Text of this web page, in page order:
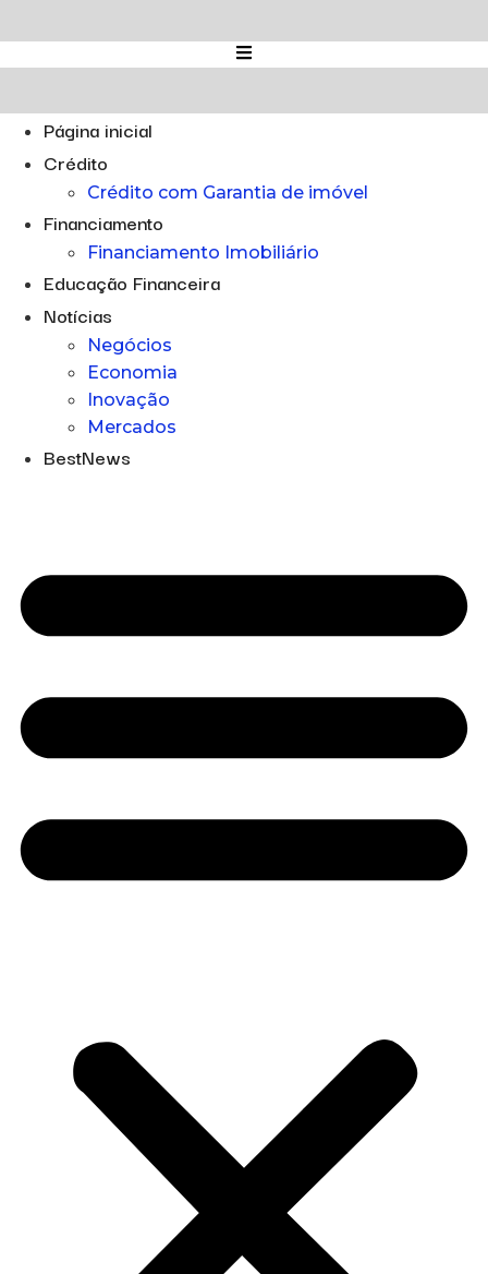
para
o
Página inicial
Crédito
Crédito com Garantia de imóvel
Financiamento
Financiamento Imobiliário
Educação Financeira
Notícias
Negócios
Economia
Inovação
Mercados
BestNews